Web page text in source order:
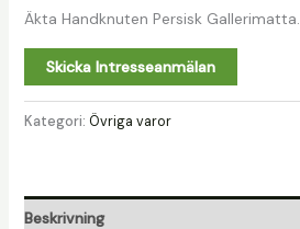
Äkta Handknuten Persisk Gallerimatta.
Skicka Intresseanmälan
Kategori: Övriga varor
Beskrivning